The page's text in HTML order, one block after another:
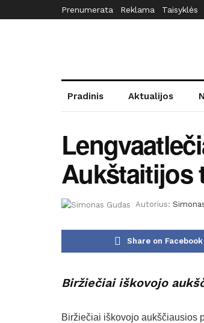
Prenumerata Reklama Taisyklės
Pradinis Aktualijos
Aukštaitijos
Autorius:
Share on Facebook
Biržiečiai iškovojo
Biržiečiai iškovojo aukščiausios